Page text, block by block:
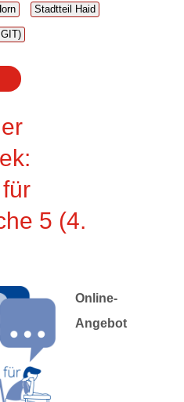
Stadtteil Haid
5 (4.
Online-
Angebot